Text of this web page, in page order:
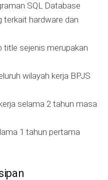
SQL Database
hardware dan
title sejenis merupakan
wilayah kerja BPJS
selama 2 tahun masa
1 tahun pertama